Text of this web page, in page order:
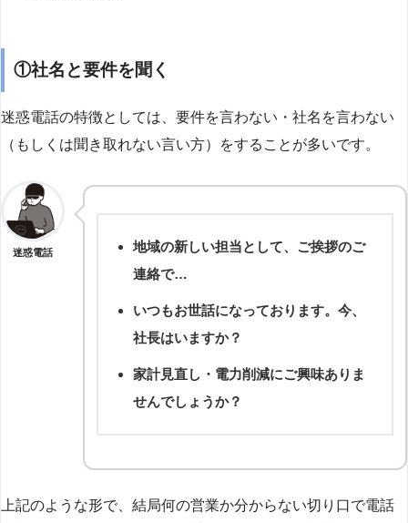
①社名と要件を聞く
迷惑電話の特徴としては、要件を言わない・社名を言わない
（もしくは聞き取れない言い方）をすることが多いです。
迷惑電話
地域の新しい担当として、ご挨拶のご
連絡で…
いつもお世話になっております。今、
社長はいますか？
家計見直し・電力削減にご興味ありま
せんでしょうか？
上記のような形で、結局何の営業か分からない切り口で電話